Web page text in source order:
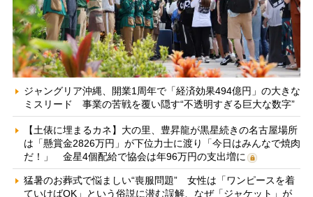
ジャングリア沖縄、開業1周年で「経済効果494億円」の大きな
ミスリード 事業の苦戦を覆い隠す“不透明すぎる巨大な数字”
【土俵に埋まるカネ】大の里、豊昇龍が黒星続きの名古屋場所
は「懸賞金2826万円」が下位力士に渡り「今日はみんなで焼肉
だ！」 金星4個配給で協会は年96万円の支出増に
猛暑のお葬式で悩ましい“喪服問題” 女性は「ワンピースを着
ていけばOK」という俗説に潜む誤解、なぜ「ジャケット」が